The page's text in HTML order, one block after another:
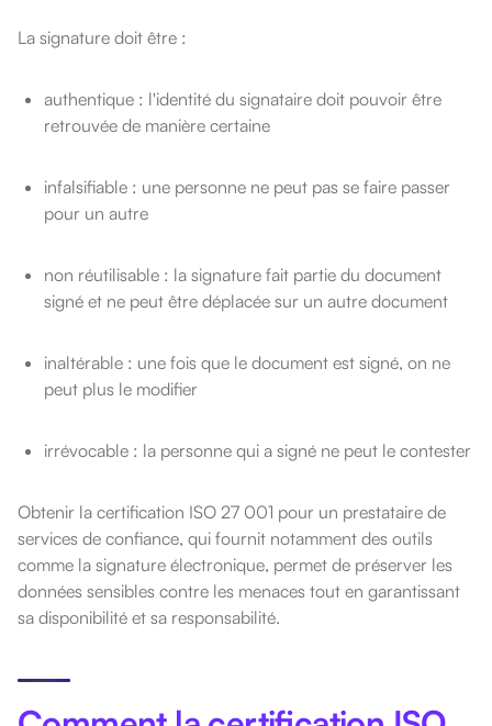
La signature doit être :
authentique : l'identité du signataire doit pouvoir être
retrouvée de manière certaine
infalsifiable : une personne ne peut pas se faire passer
pour un autre
non réutilisable : la signature fait partie du document
signé et ne peut être déplacée sur un autre document
inaltérable : une fois que le document est signé, on ne
peut plus le modifier
irrévocable : la personne qui a signé ne peut le contester
Obtenir la certification ISO 27 001 pour un prestataire de
services de confiance, qui fournit notamment des outils
comme la signature électronique, permet de préserver les
données sensibles contre les menaces tout en garantissant
sa disponibilité et sa responsabilité.